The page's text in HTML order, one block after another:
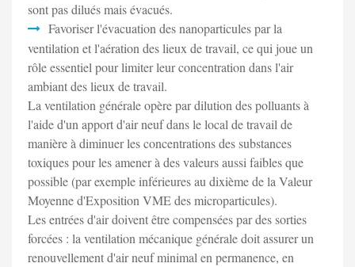
sont pas dilués mais évacués.
Favoriser l'évacuation des nanoparticules par la
ventilation et l'aération des lieux de travail, ce qui joue un
rôle essentiel pour limiter leur concentration dans l'air
ambiant des lieux de travail.
La ventilation générale opère par dilution des polluants à
l'aide d'un apport d'air neuf dans le local de travail de
manière à diminuer les concentrations des substances
toxiques pour les amener à des valeurs aussi faibles que
possible (par exemple inférieures au dixième de la Valeur
Moyenne d'Exposition VME des microparticules).
Les entrées d'air doivent être compensées par des sorties
forcées : la ventilation mécanique générale doit assurer un
renouvellement d'air neuf minimal en permanence, en